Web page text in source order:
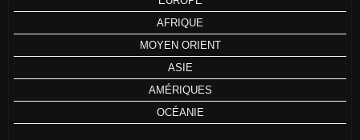
AFRIQUE
MOYEN ORIENT
ASIE
AMÉRIQUES
OCÉANIE